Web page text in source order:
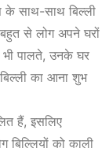
के साथ-साथ बिल्ली
से लोग अपने घरों
भी पालते, उनके घर
का आना शुभ
हैं, इसलिए
बिल्लियों को काली